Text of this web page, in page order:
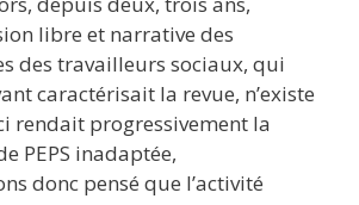
libre et narrative des
des travailleurs sociaux, qui
caractérisait la revue, n’existe
rendait progressivement la
PEPS inadaptée,
donc pensé que l’activité